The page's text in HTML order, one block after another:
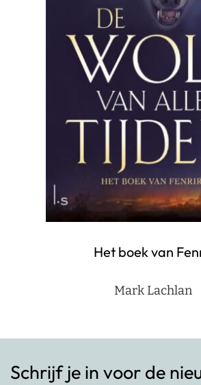
Het boek van
Mark Lachlan
Schrijf je in voor de